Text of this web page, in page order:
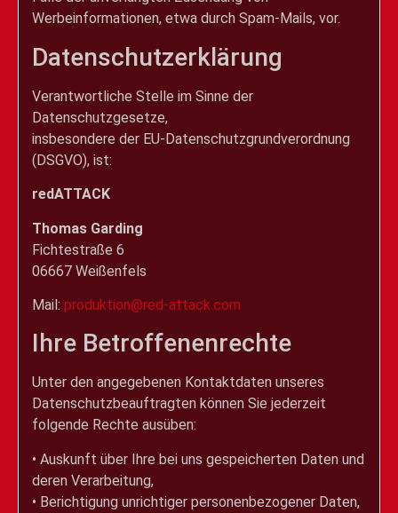
Werbeinformationen, etwa durch Spam-Mails, vor.
Datenschutzerklärung
Verantwortliche Stelle im Sinne der
Datenschutzgesetze,
insbesondere der EU-Datenschutzgrundverordnung
(DSGVO), ist:
redATTACK
Thomas Garding
Fichtestraße 6
06667 Weißenfels
Mail: produktion@red-attack.com
Ihre Betroffenenrechte
Unter den angegebenen Kontaktdaten unseres
Datenschutzbeauftragten können Sie jederzeit
folgende Rechte ausüben:
• Auskunft über Ihre bei uns gespeicherten Daten und
deren Verarbeitung,
• Berichtigung unrichtiger personenbezogener Daten,